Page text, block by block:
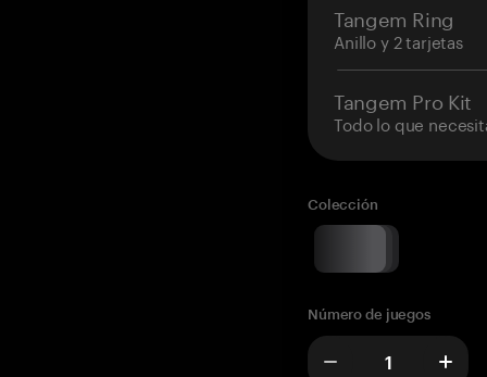
Tangem Ring
Anillo y 2 tarjetas
Tangem Pro Kit
Todo lo que
Colección
Número de juegos